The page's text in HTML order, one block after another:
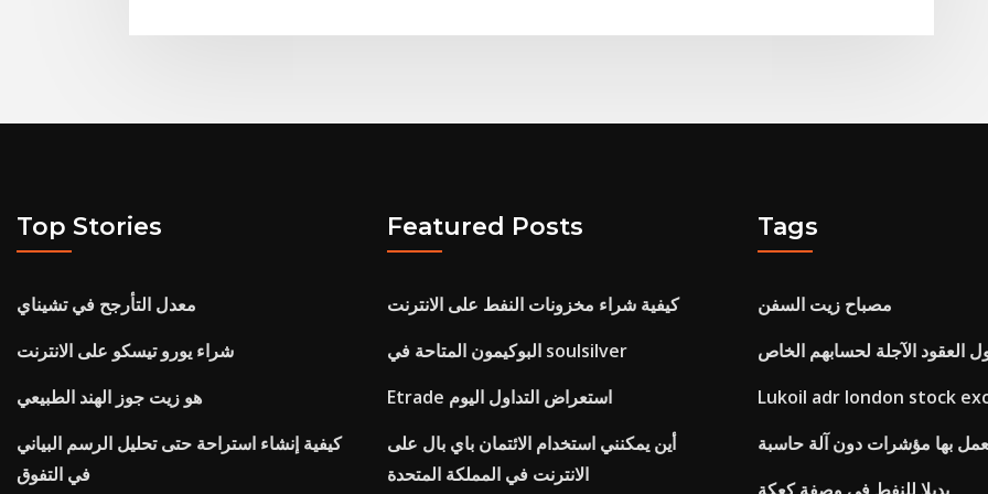
Top Stories
معدل التأرجح في تشيناي
شراء يورو تيسكو على الانترنت
هو زيت جوز الهند الطبيعي
كيفية إنشاء استراحة حتى تحليل الرسم البياني
في التفوق
Featured Posts
كيفية شراء مخزونات النفط على الانترنت
البوكيمون المتاحة في soulsilver
Etrade استعراض التداول اليوم
أين يمكنني استخدام الائتمان باي بال على
الانترنت في المملكة المتحدة
Tags
مصباح زيت السفن
العقود الآجلة لحسابهم الخاص
Lukoil adr london stock
بها مؤشرات دون آلة حاسبة